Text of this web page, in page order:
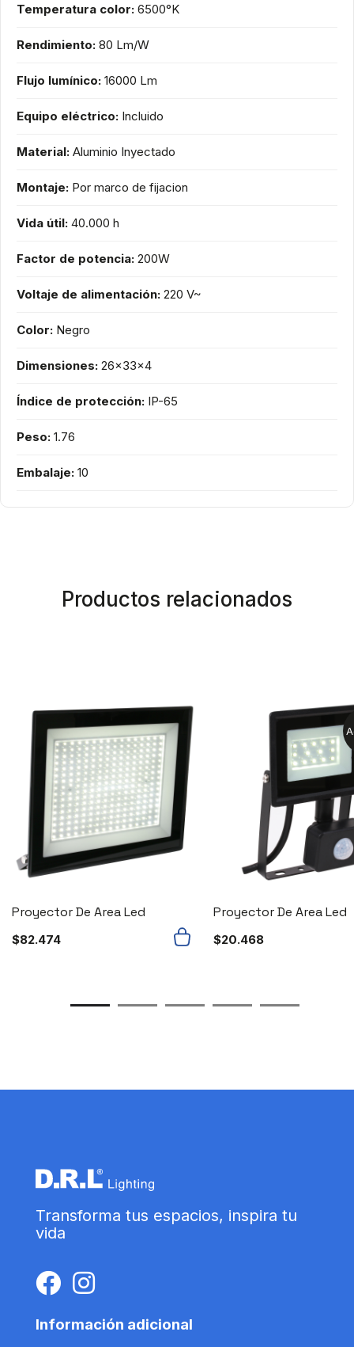
Temperatura color: 6500°K
Rendimiento: 80 Lm/W
Flujo lumínico: 16000 Lm
Equipo eléctrico: Incluido
Material: Aluminio Inyectado
Montaje: Por marco de fijacion
Vida útil: 40.000 h
Factor de potencia: 200W
Voltaje de alimentación: 220 V~
Color: Negro
Dimensiones: 26x33x4
Índice de protección: IP-65
Peso: 1.76
Embalaje: 10
Productos relacionados
Proyector De Area Led
$82.474
Proyector De Area Led
$20.468
Transforma tus espacios, inspira tu
vida
Información adicional